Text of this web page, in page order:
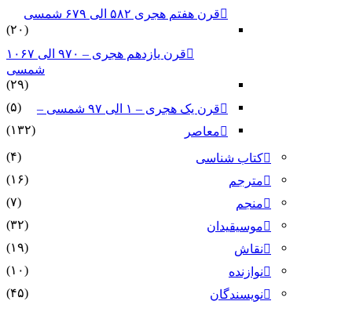
قرن هفتم هجری ۵۸۲ الی ۶۷۹ شمسی
(۲۰)
قرن یازدهم هجری – ۹۷۰ الی ۱۰۶۷
شمسی
(۲۹)
قرن یک هجری – ۱ الی ۹۷ شمسی –
(۵)
معاصر
(۱۳۲)
کتاب شناسی
(۴)
مترجم
(۱۶)
منجم
(۷)
موسیقیدان
(۳۲)
نقاش
(۱۹)
نوازنده
(۱۰)
نویسندگان
(۴۵)